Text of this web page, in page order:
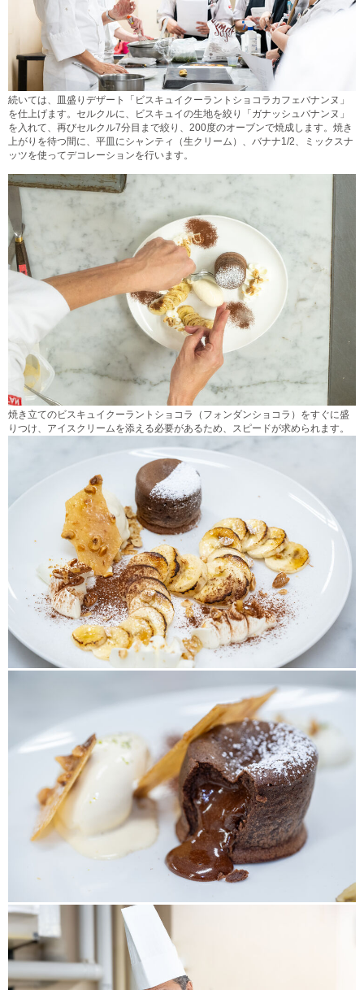
続いては、皿盛りデザート「ビスキュイクーラントショコラカフェバナンヌ」
を仕上げます。セルクルに、ビスキュイの生地を絞り「ガナッシュバナンヌ」
を入れて、再びセルクル7分目まで絞り、200度のオーブンで焼成します。焼き
上がりを待つ間に、平皿にシャンティ（生クリーム）、バナナ1/2、ミックスナ
ッツを使ってデコレーションを行います。
焼き立てのビスキュイクーラントショコラ（フォンダンショコラ）をすぐに盛
りつけ、アイスクリームを添える必要があるため、スピードが求められます。